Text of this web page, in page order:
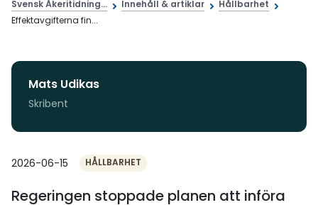
Svensk Åkeritidning... Innehåll & artiklar
Hållbarhet
Effektavgifterna fin...
Mats Udikas
Skribent
2026-06-15 HÅLLBARHET
Regeringen stoppade planen att införa